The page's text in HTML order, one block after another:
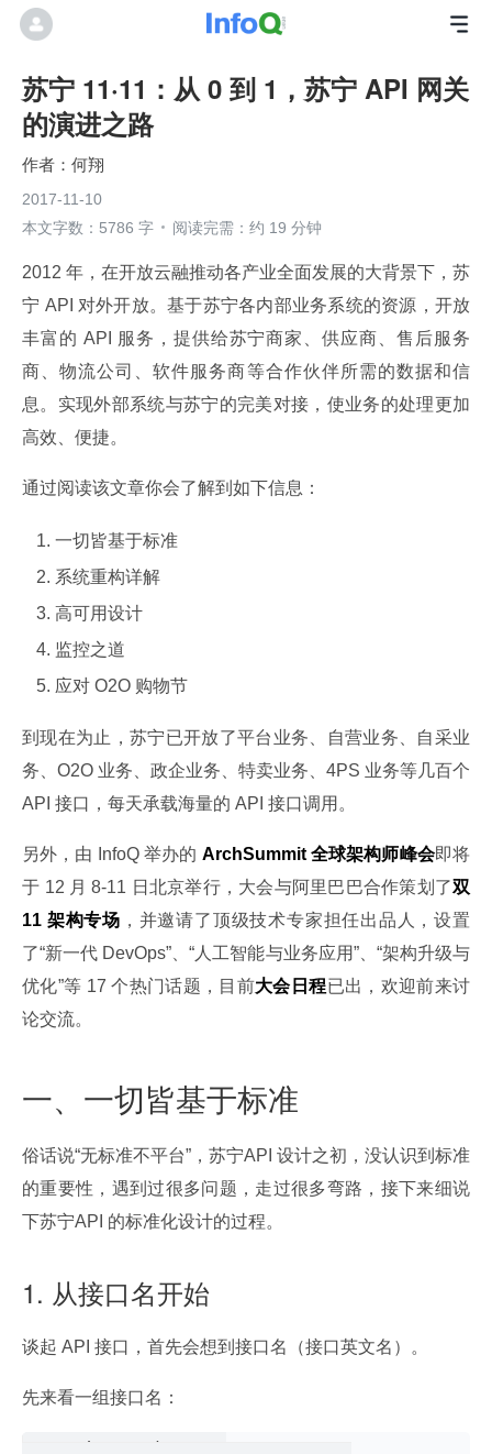
苏宁 11·11：从 0 到 1，苏宁 API 网关
的演进之路
何翔
2017-11-10
本文字数：5786 字
阅读完需：约 19 分钟
2012 年，在开放云融推动各产业全面发展的大背景下，苏
宁 API 对外开放。基于苏宁各内部业务系统的资源，开放
丰富的 API 服务，提供给苏宁商家、供应商、售后服务
商、物流公司、软件服务商等合作伙伴所需的数据和信
息。实现外部系统与苏宁的完美对接，使业务的处理更加
高效、便捷。
通过阅读该文章你会了解到如下信息：
一切皆基于标准
系统重构详解
高可用设计
监控之道
应对 O2O 购物节
到现在为止，苏宁已开放了平台业务、自营业务、自采业
务、O2O 业务、政企业务、特卖业务、4PS 业务等几百个
API 接口，每天承载海量的 API 接口调用。
另外，由 InfoQ 举办的 ArchSummit 全球架构师峰会即将
于 12 月 8-11 日北京举行，大会与阿里巴巴合作策划了双
11 架构专场 ，并邀请了顶级技术专家担任出品人，设置
了“新一代 DevOps”、“人工智能与业务应用”、“架构升级与
优化”等 17 个热门话题，目前大会日程已出，欢迎前来讨
论交流。
一、一切皆基于标准
俗话说“无标准不平台”，苏宁API 设计之初，没认识到标准
的重要性，遇到过很多问题，走过很多弯路，接下来细说
下苏宁API 的标准化设计的过程。
1. 从接口名开始
谈起 API 接口，首先会想到接口名（接口英文名）。
先来看一组接口名：